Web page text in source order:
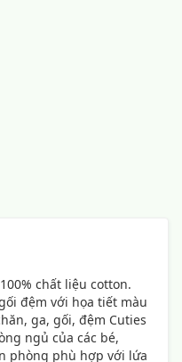
chất liệu cotton.
đệm với họa tiết màu
ga, gối, đệm Cuties
ngủ của các bé,
phòng phù hợp với lứa